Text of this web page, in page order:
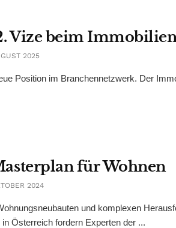
Vize beim
2025
Position im Branchennetzwerk. Der
für Wohnen
2024
und komplexen
Österreich fordern Experten der ...